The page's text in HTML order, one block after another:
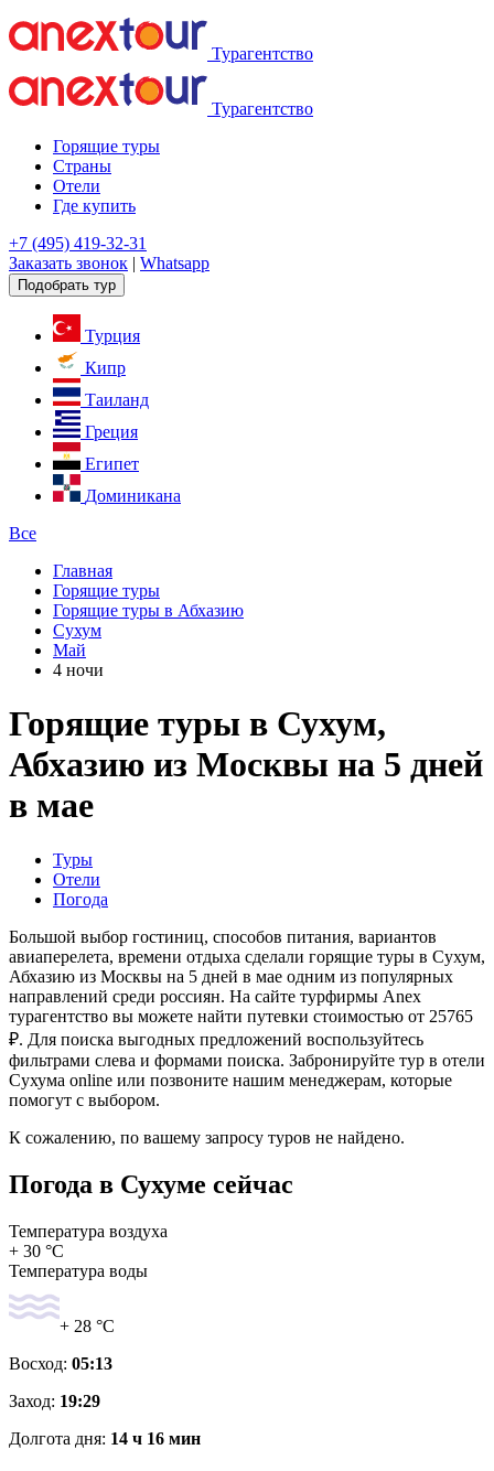
Турагентство
Турагентство
Горящие туры
Страны
Отели
Где купить
+7 (495) 419-32-31
Заказать звонок | Whatsapp
Подобрать тур
Турция
Кипр
Таиланд
Греция
Египет
Доминикана
Все
Главная
Горящие туры
Горящие туры в Абхазию
Сухум
Май
4 ночи
Горящие туры в Сухум,
Абхазию из Москвы на 5 дней
в мае
Туры
Отели
Погода
Большой выбор гостиниц, способов питания, вариантов
авиаперелета, времени отдыха сделали горящие туры в Сухум,
Абхазию из Москвы на 5 дней в мае одним из популярных
направлений среди россиян. На сайте турфирмы Anex
турагентство вы можете найти путевки стоимостью от 25765
₽. Для поиска выгодных предложений воспользуйтесь
фильтрами слева и формами поиска. Забронируйте тур в отели
Сухума online или позвоните нашим менеджерам, которые
помогут с выбором.
К сожалению, по вашему запросу туров не найдено.
Погода в Сухуме сейчас
Температура воздуха
+ 30 °C
Температура воды
+ 28 °C
Восход: 05:13
Заход: 19:29
Долгота дня: 14 ч 16 мин